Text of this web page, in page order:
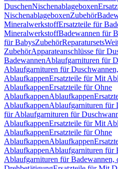
DuschenNischenablageboxen
NischenablageboxenZubehör
MineralwerkstoffErsatzteile für
MineralwerkstoffBadewannen für
für BabysZubehörReparatursets
ZubehörApparateanschlüsse für
BadewannenAblaufgarnituren für
Ablaufgarnituren für
AblaufkappenErsatzteile für Mit
AblaufkappenErsatzteile für Ohne
AblaufkappenAblaufkappen
AblaufkappenAblaufgarnituren für
für Ablaufgarnituren für
AblaufkappenErsatzteile für Mit
AblaufkappenErsatzteile für Ohne
AblaufkappenAblaufkappen
AblaufkappenAblaufgarnituren für
Ablaufgarnituren für Badewannen,